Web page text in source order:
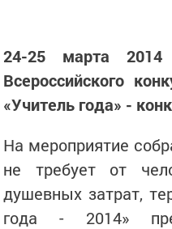
24-25 марта 2014
Всероссийского
«Учитель года» -
На мероприятие
не требует от
душевных затрат,
года - 2014»